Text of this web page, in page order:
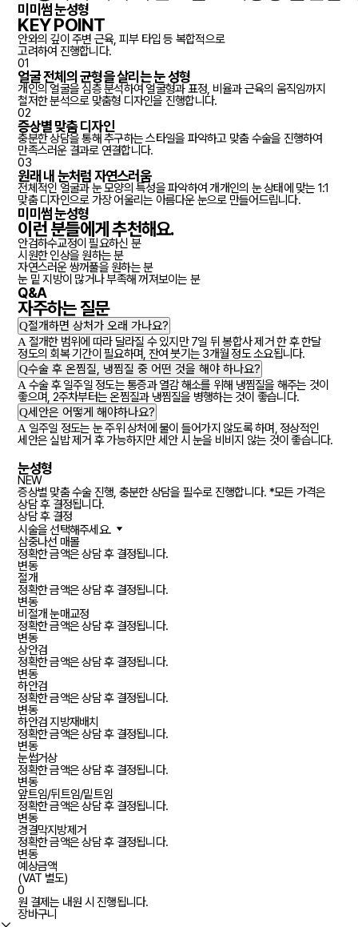
미미썸 눈성형
KEY POINT
안와의 깊이 주변 근육, 피부 타입 등 복합적으로
고려하여 진행합니다.
01
얼굴 전체의 균형을 살리는 눈 성형
개인의 얼굴을 심층 분석하여 얼굴형과 표정, 비율과 근육의 움직임까지
철저한 분석으로 맞춤형 디자인을 진행합니다.
02
증상별 맞춤 디자인
충분한 상담을 통해 추구하는 스타일을 파악하고 맞춤 수술을 진행하여
만족스러운 결과로 연결합니다.
03
원래 내 눈처럼 자연스러움
전체적인 얼굴과 눈 모양의 특성을 파악하여 개개인의 눈 상태에 맞는 1:1
맞춤 디자인으로 가장 어울리는 아름다운 눈으로 만들어드립니다.
미미썸 눈성형
이런 분들에게추천해요.
안검하수교정이 필요하신 분
시원한 인상을 원하는 분
자연스러운 쌍꺼풀을 원하는 분
눈 밑 지방이 많거나 부족해 꺼져보이는 분
Q&A
자주하는질문
Q절개하면 상처가 오래 가나요?
A절개한 범위에 따라 달라질 수 있지만 7일 뒤 봉합사 제거 한 후 한달
정도의 회복 기간이 필요하며, 잔여 붓기는 3개월 정도 소요됩니다.
Q수술 후 온찜질, 냉찜질 중 어떤 것을 해야 하나요?
A수술 후 일주일 정도는 통증과 열감 해소를 위해 냉찜질을 해주는 것이
좋으며, 2주차부터는 온찜질과 냉찜질을 병행하는 것이 좋습니다.
Q세안은 어떻게 해야하나요?
A일주일 정도는 눈 주위 상처에 물이 들어가지 않도록 하며, 정상적인
세안은 실밥 제거 후 가능하지만 세안 시 눈을 비비지 않는 것이 좋습니다.
눈성형
NEW
증상별 맞춤 수술 진행, 충분한 상담을 필수로 진행합니다. *모든 가격은
상담 후 결정됩니다.
상담 후 결정
시술을 선택해주세요.
삼중나선 매몰
정확한 금액은 상담 후 결정됩니다.
변동
절개
정확한 금액은 상담 후 결정됩니다.
변동
비절개 눈매교정
정확한 금액은 상담 후 결정됩니다.
변동
상안검
정확한 금액은 상담 후 결정됩니다.
변동
하안검
정확한 금액은 상담 후 결정됩니다.
변동
하안검 지방재배치
정확한 금액은 상담 후 결정됩니다.
변동
눈썹거상
정확한 금액은 상담 후 결정됩니다.
변동
앞트임/뒤트임/밑트임
정확한 금액은 상담 후 결정됩니다.
변동
경결막지방제거
정확한 금액은 상담 후 결정됩니다.
변동
예상금액
(VAT 별도)
0
원 결제는 내원 시 진행됩니다.
장바구니